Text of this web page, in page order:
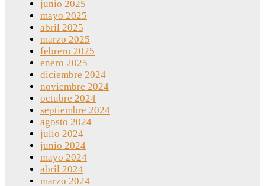
junio 2025
mayo 2025
abril 2025
marzo 2025
febrero 2025
enero 2025
diciembre 2024
noviembre 2024
octubre 2024
septiembre 2024
agosto 2024
julio 2024
junio 2024
mayo 2024
abril 2024
marzo 2024